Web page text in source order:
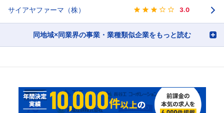
サイアヤファーマ（株） 3.0
同地域×同業界の事業・業種類似企業をもっと読む